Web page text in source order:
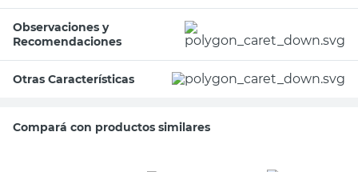
Observaciones y
Recomendaciones
Otras Características
Compará con productos similares